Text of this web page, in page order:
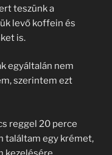
teszünk a
levő koffein és
is.
egyáltalán nem
szerintem ezt
reggel 20 perce
találtam egy krémet,